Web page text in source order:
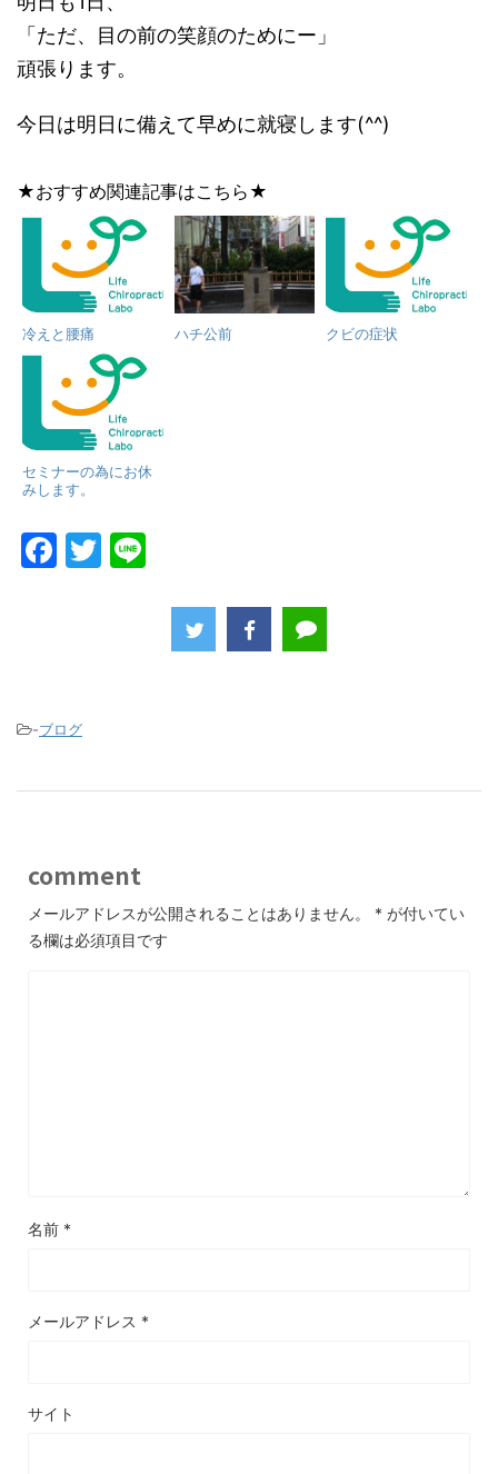
「ただ、目の前の笑顔のためにー」
頑張ります。
今日は明日に備えて早めに就寝します(^^)
★おすすめ関連記事はこちら★
冷えと腰痛 ハチ公前 クビの症状
セミナーの為にお休
みします。
F
o
k
T
-ブログ
comment
メールアドレスが公開されることはありません。 * が付いてい
る欄は必須項目です
名前 *
メールアドレス *
サイト